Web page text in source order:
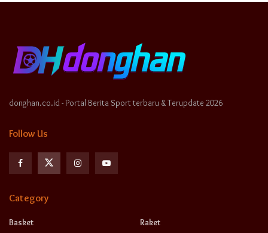
donghan.co.id - Portal Berita Sport terbaru & Terupdate 2026
Follow Us
Category
Basket
Raket